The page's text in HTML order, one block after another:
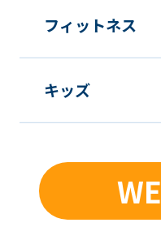
フィットネス
キッズ